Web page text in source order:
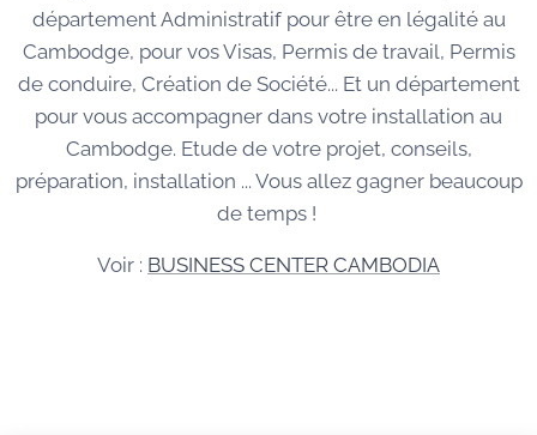
département Administratif pour être en légalité au
Cambodge, pour vos Visas, Permis de travail, Permis
de conduire, Création de Société... Et un département
pour vous accompagner dans votre installation au
Cambodge. Etude de votre projet, conseils,
préparation, installation ... Vous allez gagner beaucoup
de temps !
Voir : BUSINESS CENTER CAMBODIA